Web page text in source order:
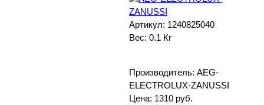
Артикул: 1240825040
Вес: 0.1 Кг
Производитель: AEG-
ELECTROLUX-ZANUSSI
Цена: 1310 руб.